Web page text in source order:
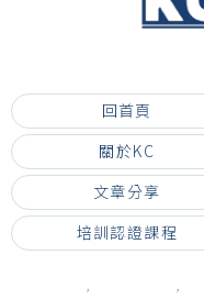
回首頁
關於KC
文章分享
培訓認證課程